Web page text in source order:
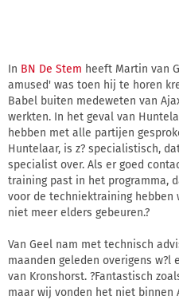
In BN De Stem heeft Martin van
amused' was toen hij te horen
Babel buiten medeweten van
werkten. In het geval van
hebben met alle partijen
Huntelaar, is z? specialistisch,
specialist over. Als er goed
training past in het programma,
voor de techniektraining hebben
niet meer elders gebeuren.?
Van Geel nam met technisch
maanden geleden overigens
van Kronshorst. ?Fantastisch
maar wij vonden het niet binnen